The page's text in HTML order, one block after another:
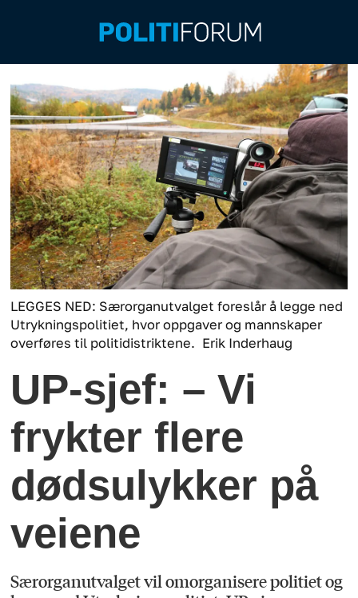
LEGGES NED: Særorganutvalget foreslår å legge ned
Utrykningspolitiet, hvor oppgaver og mannskaper
overføres til politidistriktene. Erik Inderhaug
­UP-sjef: – Vi
frykter flere
dødsulykker på
veiene
Særorganutvalget vil omorganisere politiet og